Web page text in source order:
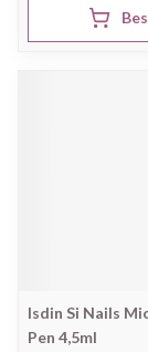
Isdin Si Nails
Pen 4,5ml